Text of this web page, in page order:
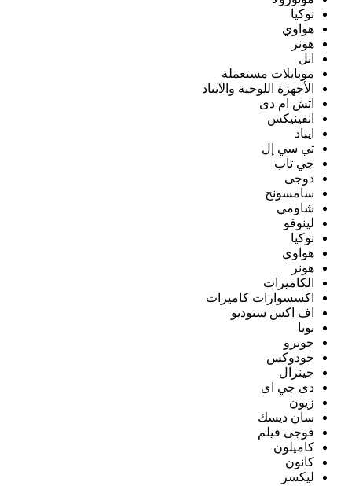
نوكيا
هواوي
هونر
ابل
موبايلات مستعملة
الأجهزة اللوحية والآيباد
اتش ام دى
انفينيكس
ايباد
تي سي إل
جي تاب
دوجى
سامسونج
شاومي
لينوفو
نوكيا
هواوي
هونر
الكاميرات
اكسسوارات كاميرات
اف اكس ستوديو
بويا
جوبرو
جودوكس
جينرال
دى جي اى
زيون
سان ديسك
فوجى فيلم
كاميلون
كانون
ليكسر